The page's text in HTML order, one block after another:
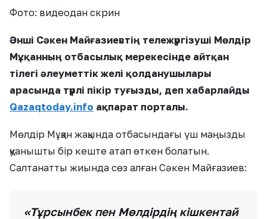
Фото: видеодан скрин
Әнші Сәкен Майғазиевтің тележүргізуші Мөлдір
Мұқанның отбасылық мерекесінде айтқан
тілегі әлеуметтік желі қолданушылары
арасында түрлі пікір туғызды, деп хабарлайды
Qazaqtoday.info ақпарат порталы.
Мөлдір Мұқан жақында отбасындағы үш маңызды
қуанышты бір кеште атап өткен болатын.
Салтанатты жиында сөз алған Сәкен Майғазиев:
«Тұрсынбек пен Мөлдірдің кішкентай